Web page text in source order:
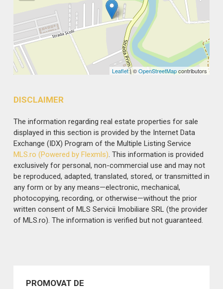
Leaflet| ©OpenStreetMapcontributors
DISCLAIMER
The information regarding real estate properties for sale
displayed in this section is provided by the Internet Data
Exchange (IDX) Program of the Multiple Listing Service
MLS.ro (Powered by Flexmls) . This information is provided
exclusively for personal, non-commercial use and may not
be reproduced, adapted, translated, stored, or transmitted in
any form or by any means—electronic, mechanical,
photocopying, recording, or otherwise—without the prior
written consent of MLS Servicii Imobiliare SRL (the provider
of MLS.ro). The information is verified but not guaranteed.
PROMOVAT DE